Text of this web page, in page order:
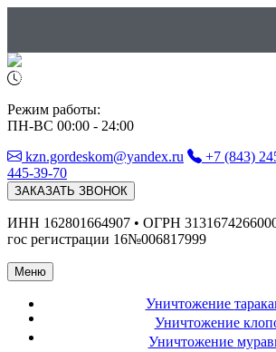
Режим работы:
ПН-ВС 00:00 - 24:00
kzn.gordeskom@yandex.ru
+7 (843)
445-39-70
ЗАКАЗАТЬ ЗВОНОК
ИНН 162801664907 • ОГРН
гос регистрации 16№006817999
Меню
Уничтожение
Уничтожение
Уничтожение